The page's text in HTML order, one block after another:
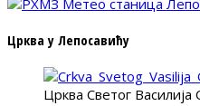
Црква у Лепосавићу
Црква Светог